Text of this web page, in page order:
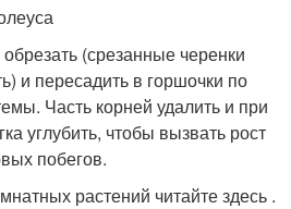
(срезанные черенки
и пересадить в горшочки по
Часть корней удалить и при
углубить, чтобы вызвать рост
побегов.
растений читайте здесь .